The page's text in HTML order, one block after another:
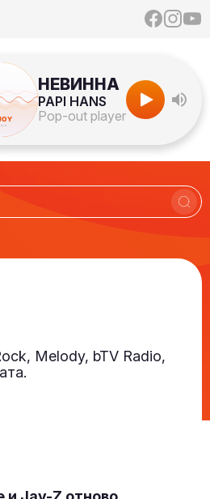
НЕВИННА
PAPI HANS
Pop-out player
Melody, bTV Radio,